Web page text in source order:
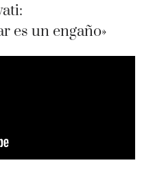
es un engaño»